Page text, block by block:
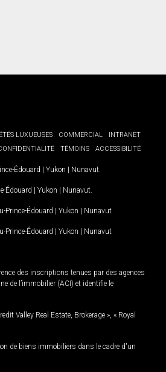
LUXUEUSES COMMERCIAL
INTRANET
TÉMOINS ACCESSIBILITÉ
Édouard | Yukon | Nunavut
Édouard | Yukon | Nunavut
Prince-Édouard | Yukon | Nunavut
Prince-Édouard | Yukon | Nunavut
des inscriptions tenues par des agences
de l’immobilier (ACI) et identifie le
Valley Real Estate, Brokerage », « Royal
de biens immobiliers dans le cadre d'un